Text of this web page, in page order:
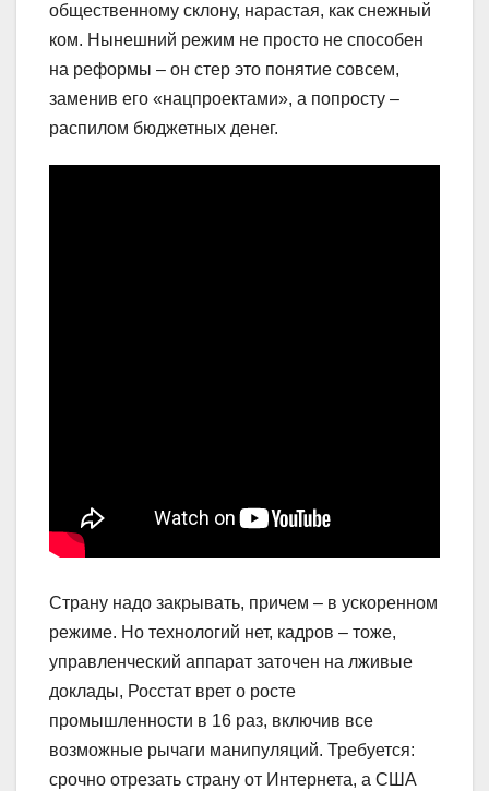
общественному склону, нарастая, как снежный
ком. Нынешний режим не просто не способен
на реформы – он стер это понятие совсем,
заменив его «нацпроектами», а попросту –
распилом бюджетных денег.
Страну надо закрывать, причем – в ускоренном
режиме. Но технологий нет, кадров – тоже,
управленческий аппарат заточен на лживые
доклады, Росстат врет о росте
промышленности в 16 раз, включив все
возможные рычаги манипуляций. Требуется:
срочно отрезать страну от Интернета, а США